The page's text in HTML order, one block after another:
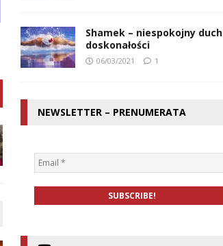
Shamek – niespokojny duch
doskonałości
06/03/2021 1
NEWSLETTER – PRENUMERATA